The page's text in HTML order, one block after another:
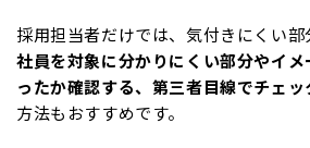
採用担当者だけでは、気付きにくい
社員を対象に分かりにくい部分やイ
ったか確認する、第三者目線でチェッ
方法もおすすめです。